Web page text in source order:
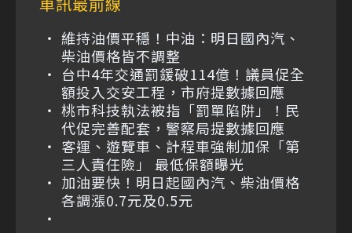
維持油價平穩！中油：明日國內汽、
柴油價格皆不調整
台中4年交通罰鍰破114億！議員促全
額投入交安工程，市府提數據回應
桃市科技執法被指「罰單陷阱」！民
代促完善配套，警察局提數據回應
客運、遊覽車、計程車強制加保「第
三人責任險」 最低保額曝光
加油要快！明日起國內汽、柴油價格
各調漲0.7元及0.5元